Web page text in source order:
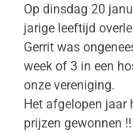
Op dinsdag 20
jarige leeftijd
Gerrit was
week of 3 in een
onze vereniging.
Het afgelopen jaar
prijzen gewonnen !!